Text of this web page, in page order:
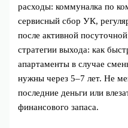
расходы: коммуналка по
сервисный сбор УК,
после активной
стратегии выхода: как
апартаменты в случае
нужны через 5–7 лет. Не
последние деньги или
финансового запаса.